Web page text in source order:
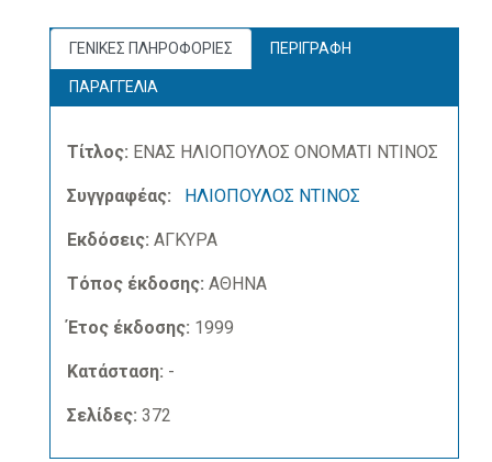
ΓΕΝΙΚΕΣ ΠΛΗΡΟΦΟΡΙΕΣ ΠΕΡΙΓΡΑΦΗ
ΠΑΡΑΓΓΕΛΙΑ
Τίτλος: ΕΝΑΣ ΗΛΙΟΠΟΥΛΟΣ ΟΝΟΜΑΤΙ ΝΤΙΝΟΣ
Συγγραφέας: ΗΛΙΟΠΟΥΛΟΣ ΝΤΙΝΟΣ
Εκδόσεις: ΑΓΚΥΡΑ
Τόπος έκδοσης: ΑΘΗΝΑ
Έτος έκδοσης: 1999
Κατάσταση: -
Σελίδες: 372